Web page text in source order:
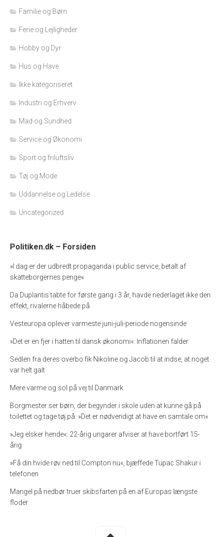
Familie og Børn
Ferie og Lejligheder
Hobby og Dyr
Hus og Have
Ikke kategoriseret
Industri og Erhverv
Mad og Sundhed
Service og Økonomi
Sport og friluftsliv
Tøj og Mode
Uddannelse og Ledelse
Uncategorized
Politiken.dk – Forsiden
»I dag er der udbredt propaganda i public service, betalt af
skatteborgernes penge«
Da Duplantis tabte for første gang i 3 år, havde nederlaget ikke den
effekt, rivalerne håbede på
Vesteuropa oplever varmeste juni-juli-periode nogensinde
»Det er en fjer i hatten til dansk økonomi«: Inflationen falder
Sedlen fra deres overbo fik Nikoline og Jacob til at indse, at noget
var helt galt
Mere varme og sol på vej til Danmark
Borgmester ser børn, der begynder i skole uden at kunne gå på
toilettet og tage tøj på: »Det er nødvendigt at have en samtale om«
»Jeg elsker hende«: 22-årig ungarer afviser at have bortført 15-
årig
»Få din hvide røv ned til Compton nu«, bjæffede Tupac Shakur i
telefonen
Mangel på nedbør truer skibsfarten på en af Europas længste
floder